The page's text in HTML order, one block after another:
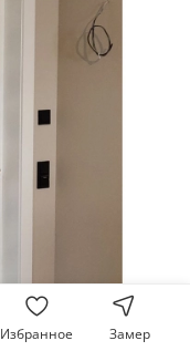
Избранное Замер